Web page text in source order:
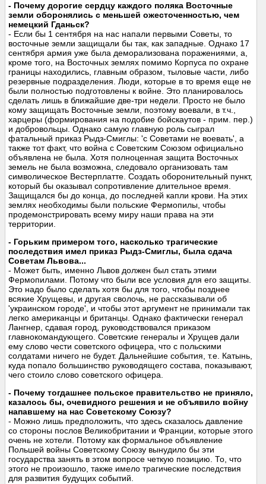
- Почему дорогие сердцу каждого поляка Восточные
земли оборонялись с меньшей ожесточенностью, чем
немецкий Гданьск?
- Если бы 1 сентября на нас напали первыми Советы, то
восточные земли защищали бы так, как западные. Однако 17
сентября армия уже была деморализована поражениями, а,
кроме того, на Восточных землях помимо Корпуса по охране
границы находились, главным образом, тыловые части, либо
резервные подразделения. Люди, которые в то время еще не
были полностью подготовлены к войне. Это планировалось
сделать лишь в ближайшие две-три недели. Просто не было
кому защищать Восточные земли, поэтому воевали, в т.ч.,
харцеры (формирования на подобие бойскаутов - прим. пер.)
и добровольцы. Однако самую главную роль сыграл
фатальный приказ Рыдз-Смиглы: 'с Советами не воевать', а
также тот факт, что война с Советским Союзом официально
объявлена не была. Хотя полноценная защита Восточных
земель не была возможна, следовало организовать там
символическое Вестерплатте. Создать оборонительный пункт,
который бы оказывал сопротивление длительное время.
Защищался бы до конца, до последней капли крови. На этих
землях необходимы были польские Фермопилы, чтобы
продемонстрировать всему миру наши права на эти
территории.
- Горьким примером того, насколько трагические
последствия имел приказ Рыдз-Смиглы, была сдача
Советам Львова...
- Может быть, именно Львов должен был стать этими
Фермопилами. Потому что были все условия для его защиты.
Это надо было сделать хотя бы для того, чтобы позднее
всякие Хрущевы, и другая сволочь, не рассказывали об
'украинском городе', и чтобы этот аргумент не принимали так
легко американцы и британцы. Однако фактически генерал
Лангнер, сдавая город, руководствовался приказом
главнокомандующего. Советские генералы и Хрущев дали
ему слово чести советского офицера, что с польскими
солдатами ничего не будет. Дальнейшие события, т.е. Катынь,
куда попало большинство руководящего состава, показывают,
чего стоило слово советского офицера.
- Почему тогдашнее польское правительство не приняло,
казалось бы, очевидного решения и не объявило войну
напавшему на нас Советскому Союзу?
- Можно лишь предположить, что здесь сказалось давление
со стороны послов Великобритании и Франции, которые этого
очень не хотели. Потому как формальное объявление
Польшей войны Советскому Союзу вынудило бы эти
государства занять в этом вопросе четкую позицию. То, что
этого не произошло, также имело трагические последствия
для развития будущих событий.